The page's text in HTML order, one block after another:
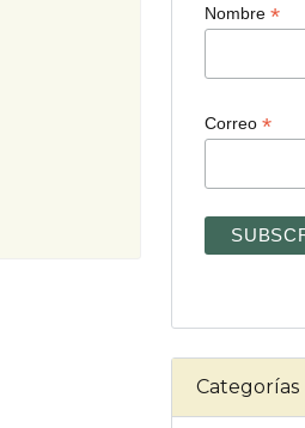
Nombre*
Correo*
Categorías